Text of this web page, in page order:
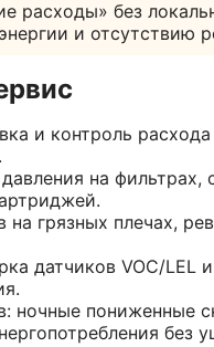
расходы» без
и отсутствию
и контроль
на фильтрах,
на грязных плечах,
датчиков VOC/LEL
ночные пониженные
без